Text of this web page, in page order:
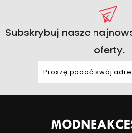
Subskrybuj nasze
oferty.